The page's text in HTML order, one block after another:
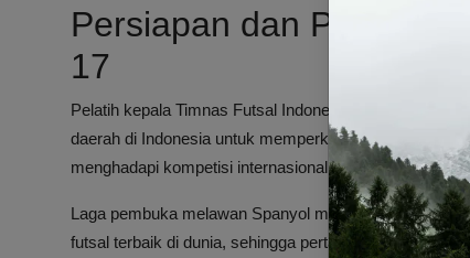
Persiapan dan
17
Pelatih kepala Timnas Futsal Indonesia U-17,
daerah di Indonesia untuk memperkuat skuad Garuda
menghadapi kompetisi internasional yang ketat dan
Laga pembuka melawan Spanyol merupakan
futsal terbaik di dunia, sehingga pertandingan ini